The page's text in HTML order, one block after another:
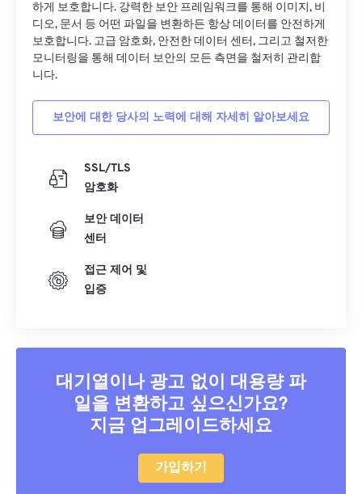
하게 보호합니다. 강력한 보안 프레임워크를 통해 이미지, 비
디오, 문서 등 어떤 파일을 변환하든 항상 데이터를 안전하게
보호합니다. 고급 암호화, 안전한 데이터 센터, 그리고 철저한
모니터링을 통해 데이터 보안의 모든 측면을 철저히 관리합
니다.
보안에 대한 당사의 노력에 대해 자세히 알아보세요
SSL/TLS
암호화
보안 데이터
센터
접근 제어 및
입증
대기열이나 광고 없이 대용량 파
일을 변환하고 싶으신가요?
지금 업그레이드하세요
가입하기